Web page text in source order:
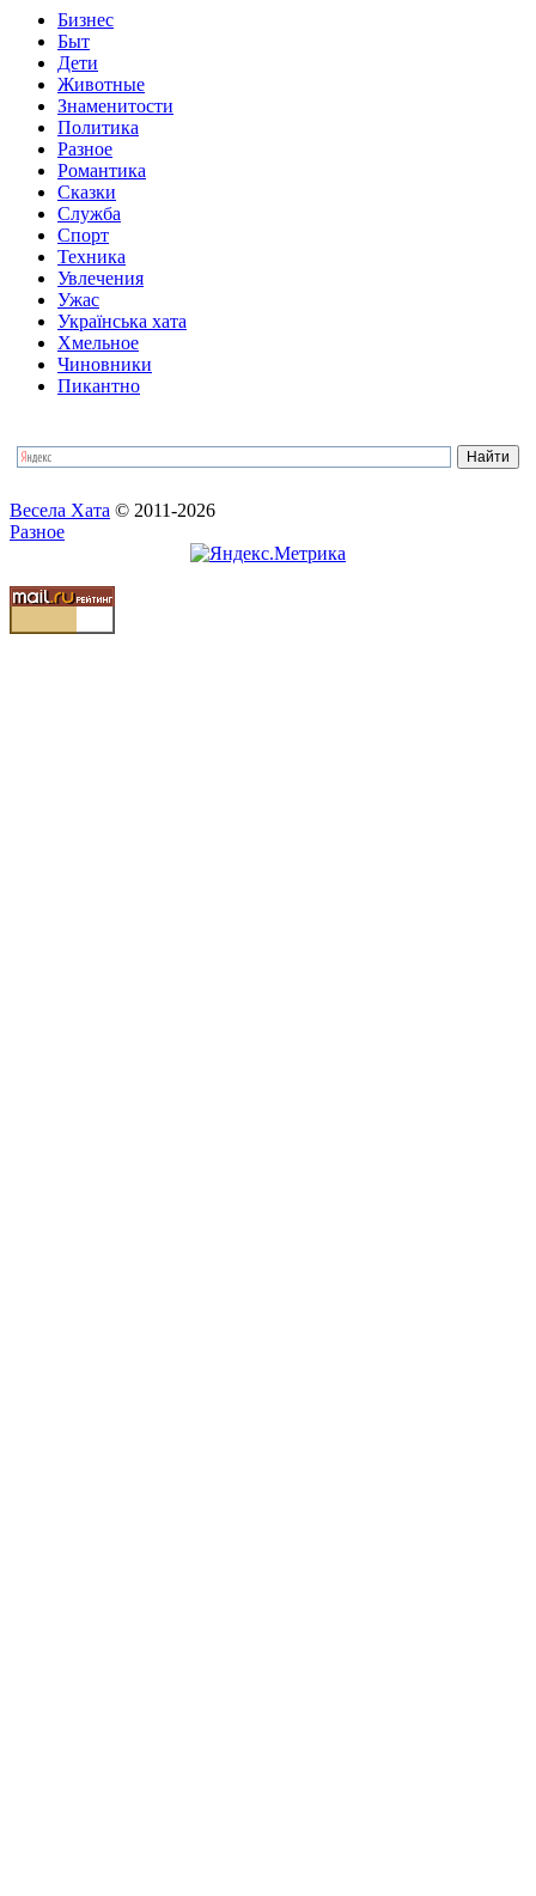
Бизнес
Быт
Дети
Животные
Знаменитости
Политика
Разное
Романтика
Сказки
Служба
Спорт
Техника
Увлечения
Ужас
Українська хата
Хмельное
Чиновники
Пикантно
Весела Хата © 2011-2026
Разное